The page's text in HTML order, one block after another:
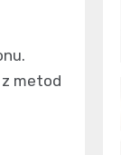
z metod